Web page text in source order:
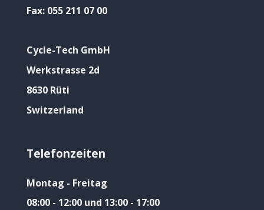
Fax: 055 211 07 00
Cycle-Tech GmbH
Werkstrasse 2d
8630 Rüti
Switzerland
Telefonzeiten
Montag - Freitag
08:00 - 12:00 und 13:00 - 17:00